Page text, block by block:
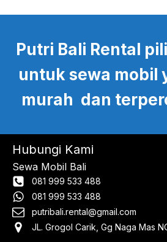
Putri Bali Rental
untuk sewa mobil
murah dan
Hubungi Kami
Sewa Mobil Bali
081 999 533 488
081 999 533 488
putribali.rental@gmail.com
JL. Grogol Carik, Gg Naga Mas